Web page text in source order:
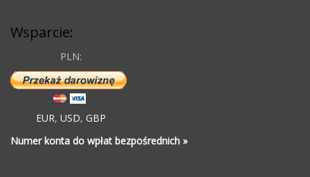
Wsparcie:
PLN:
EUR, USD, GBP
Numer konta do wpłat bezpośrednich »